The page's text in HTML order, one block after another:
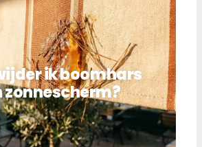
ik boomhars